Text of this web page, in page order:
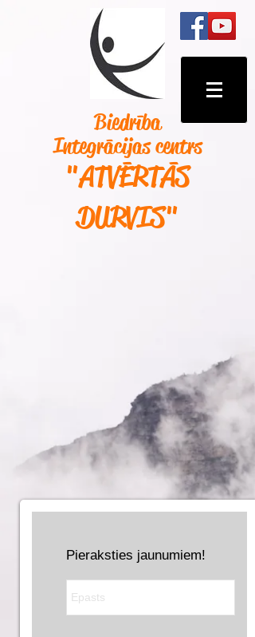
Biedrība
Integrācijas centrs
"ATVĒRTĀS
DURVIS"
Pieraksties jaunumiem!